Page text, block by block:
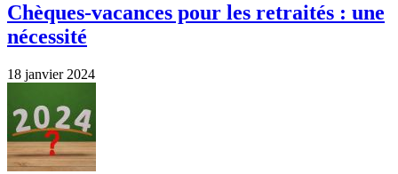
Chèques-vacances pour les retraités : une
nécessité
18 janvier 2024